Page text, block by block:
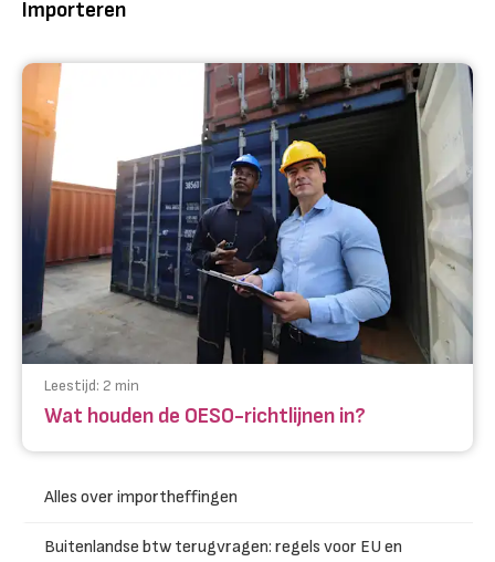
Importeren
Leestijd: 2 min
Wat houden de OESO-richtlijnen in?
Alles over importheffingen
Buitenlandse btw terugvragen: regels voor EU en